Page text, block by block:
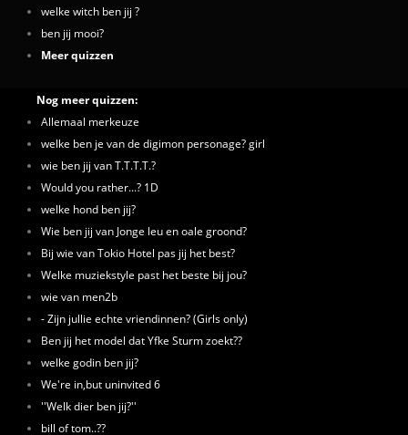
welke witch ben jij ?
ben jij mooi?
Meer quizzen
Nog meer quizzen:
Allemaal merkeuze
welke ben je van de digimon personage? girl
wie ben jij van T.T.T.T.?
Would you rather...? 1D
welke hond ben jij?
Wie ben jij van Jonge leu en oale groond?
Bij wie van Tokio Hotel pas jij het best?
Welke muziekstyle past het beste bij jou?
wie van men2b
- Zijn jullie echte vriendinnen? (Girls only)
Ben jij het model dat Yfke Sturm zoekt??
welke godin ben jij?
We're in,but uninvited 6
''Welk dier ben jij?''
bill of tom..??